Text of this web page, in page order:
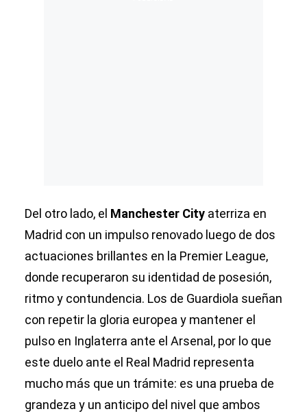
Del otro lado, el Manchester City aterriza en
Madrid con un impulso renovado luego de dos
actuaciones brillantes en la Premier League,
donde recuperaron su identidad de posesión,
ritmo y contundencia. Los de Guardiola sueñan
con repetir la gloria europea y mantener el
pulso en Inglaterra ante el Arsenal, por lo que
este duelo ante el Real Madrid representa
mucho más que un trámite: es una prueba de
grandeza y un anticipo del nivel que ambos